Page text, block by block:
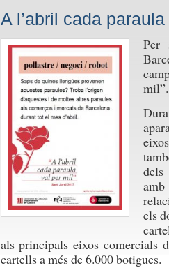
A l’abril cada
Per
mil”.
dels
els
als principals eixos comercials
cartells a més de 6.000 botigues.